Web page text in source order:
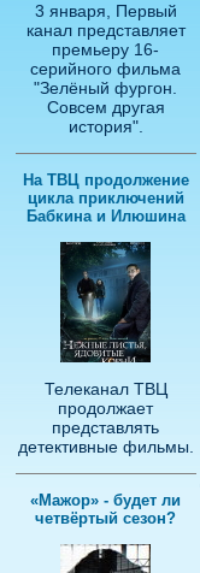
3 января, Первый
канал представляет
премьеру 16-
серийного фильма
"Зелёный фургон.
Совсем другая
история".
На ТВЦ продолжение
цикла приключений
Бабкина и Илюшина
Телеканал ТВЦ
продолжает
представлять
детективные фильмы.
«Мажор» - будет ли
четвёртый сезон?